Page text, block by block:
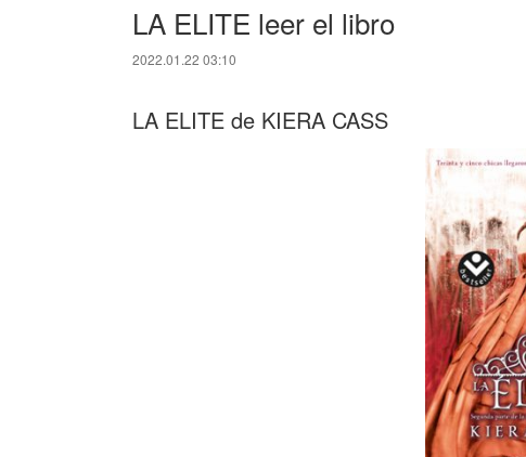
LA ELITE leer el libro
2022.01.22 03:10
LA ELITE de KIERA CASS